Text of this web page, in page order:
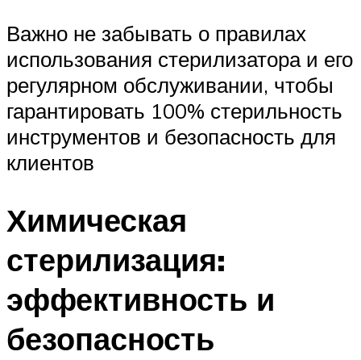
Важно не забывать о правилах
использования стерилизатора и его
регулярном обслуживании, чтобы
гарантировать 100% стерильность
инструментов и безопасность для
клиентов
Химическая
стерилизация:
эффективность и
безопасность